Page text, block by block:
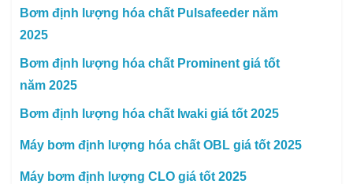
Bơm định lượng hóa chất Pulsafeeder năm
2025
Bơm định lượng hóa chất Prominent giá tốt
năm 2025
Bơm định lượng hóa chất Iwaki giá tốt 2025
Máy bơm định lượng hóa chất OBL giá tốt 2025
Máy bơm định lượng CLO giá tốt 2025